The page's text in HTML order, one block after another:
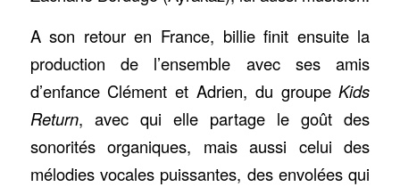
A son retour en France, billie finit ensuite la
production de l’ensemble avec ses amis
d’enfance Clément et Adrien, du groupeKids
Return, avec qui elle partage le goût des
sonorités organiques, mais aussi celui des
mélodies vocales puissantes, des envolées qui